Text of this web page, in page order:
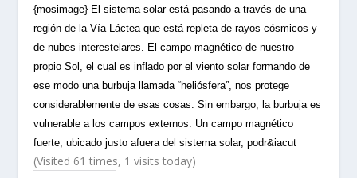
{mosimage} El sistema solar está pasando a través de una
región de la Vía Láctea que está repleta de rayos cósmicos y
de nubes interestelares. El campo magnético de nuestro
propio Sol, el cual es inflado por el viento solar formando de
ese modo una burbuja llamada “heliósfera”, nos protege
considerablemente de esas cosas. Sin embargo, la burbuja es
vulnerable a los campos externos. Un campo magnético
fuerte, ubicado justo afuera del sistema solar, podr&iacut
(Visited 61 times, 1 visits today)